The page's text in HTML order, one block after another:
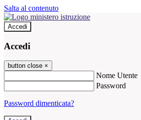
Salta al contenuto
Accedi
Accedi
button close ×
Nome Utente
Password
Password dimenticata?